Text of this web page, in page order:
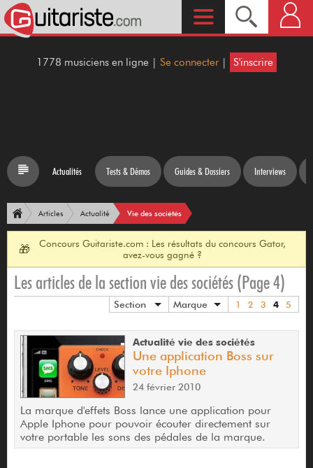
1778 musiciens en ligne | Se connecter | S'inscrire
Actualités Tests & Démos Guides & Dossiers Interviews
Articles Actualité Vie des sociétés
🎁
Concours Guitariste.com : Les résultats du concours Gator,
avez-vous gagné ?
Les articles de la section vie des sociétés (Page 4)
Section Marque 1 2 3 4 5
Actualité vie des sociétés
Une application Boss sur
votre Iphone
24 février 2010
La marque d'effets Boss lance une application pour
Apple Iphone pour pouvoir écouter directement sur
votre portable les sons des pédales de la marque.